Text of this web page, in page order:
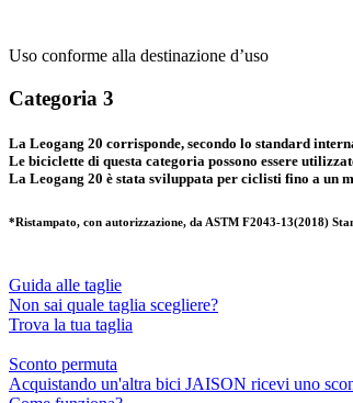
Uso conforme alla destinazione d’uso
Categoria 3
La Leogang 20 corrisponde, secondo lo standard
Le biciclette di questa categoria possono essere
La Leogang 20 è stata sviluppata per ciclisti fino a un
*Ristampato, con autorizzazione, da ASTM F2043-13(2018)
Guida alle taglie
Non sai quale taglia scegliere?
Trova la tua taglia
Sconto permuta
Acquistando un'altra bici JAISON ricevi uno